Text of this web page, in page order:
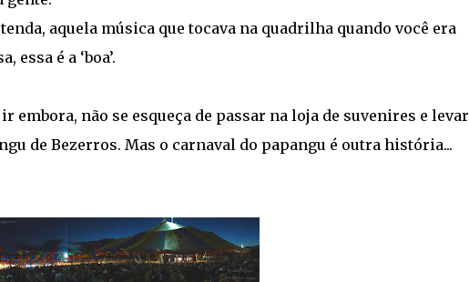
aquela música que tocava na quadrilha quando você era
essa é a ‘boa’.
embora, não se esqueça de passar na loja de suvenires e levar
de Bezerros. Mas o carnaval do papangu é outra história...